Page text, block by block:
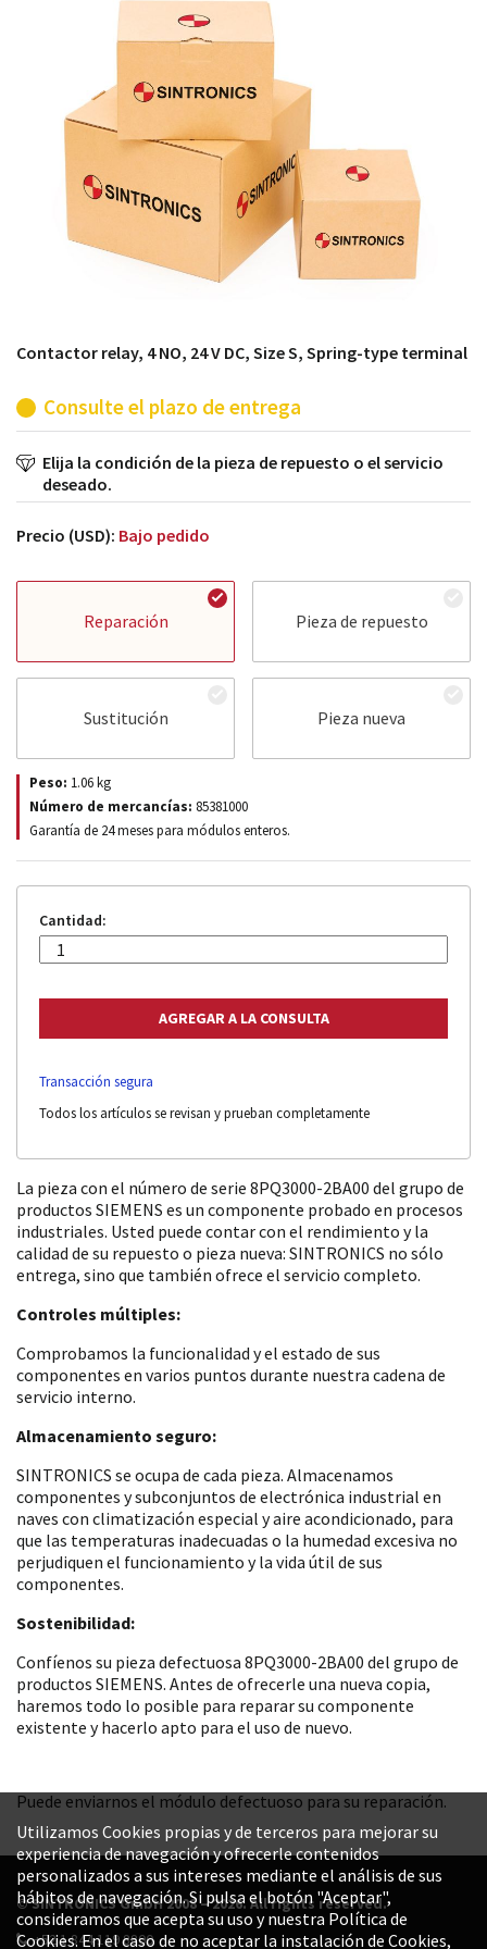
módulos antiguos a un alto nivel técnico o sustitución
de módulos descontinuados por módulos del propio
Contactor relay, 4 NO, 24 V DC, Size S, Spring-type terminal
Consulte el plazo de entrega
Elija la condición de la pieza de repuesto o el servicio
deseado.
Precio (USD): Bajo pedido
Reparación Pieza de repuesto
Sustitución Pieza nueva
Peso: 1.06kg
Número de mercancías: 85381000
Garantía de 24 meses para módulos enteros.
Cantidad:
Transacción segura
Todos los artículos se revisan y prueban completamente
La pieza con el número de serie 8PQ3000-2BA00 del grupo de
productos SIEMENS es un componente probado en procesos
industriales. Usted puede contar con el rendimiento y la
calidad de su repuesto o pieza nueva: SINTRONICS no sólo
entrega, sino que también ofrece el servicio completo.
Controles múltiples:
Comprobamos la funcionalidad y el estado de sus
componentes en varios puntos durante nuestra cadena de
servicio interno.
Almacenamiento seguro:
SINTRONICS se ocupa de cada pieza. Almacenamos
componentes y subconjuntos de electrónica industrial en
naves con climatización especial y aire acondicionado, para
que las temperaturas inadecuadas o la humedad excesiva no
perjudiquen el funcionamiento y la vida útil de sus
componentes.
Sostenibilidad:
Confíenos su pieza defectuosa 8PQ3000-2BA00 del grupo de
productos SIEMENS. Antes de ofrecerle una nueva copia,
haremos todo lo posible para reparar su componente
existente y hacerlo apto para el uso de nuevo.
Puede enviarnos el módulo defectuoso para su reparación.
© SINTRONICS GmbH 2008 – 2026. All rights reserved.
+52 1 844 119 8800
Utilizamos Cookies propias y de terceros para mejorar su
experiencia de navegación y ofrecerle contenidos
personalizados a sus intereses mediante el análisis de sus
hábitos de navegación. Si pulsa el botón "Aceptar",
consideramos que acepta su uso y nuestra Política de
Cookies. En el caso de no aceptar la instalación de Cookies,